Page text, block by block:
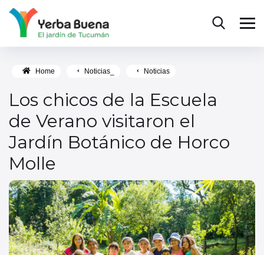
Home Noticias_ Noticias
Los chicos de la Escuela
de Verano visitaron el
Jardín Botánico de Horco
Molle